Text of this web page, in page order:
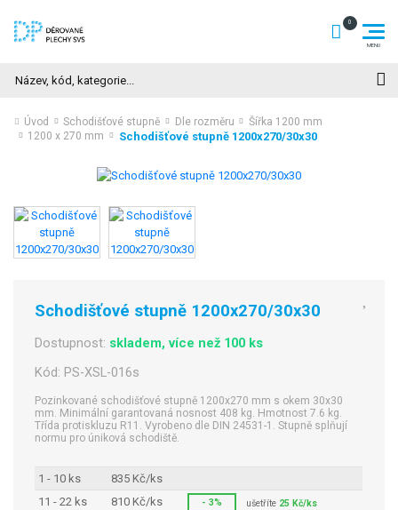
Úvod Schodišťové stupně Dle rozměru
Šířka 1200 mm
1200 x 270 mm
Schodišťové stupně 1200x270/30x30
Schodišťové stupně 1200x270/30x30
Dostupnost: skladem, více než 100 ks
Kód: PS-XSL-016s
Pozinkované schodišťové stupně 1200x270 mm s okem 30x30
mm. Minimální garantovaná nosnost 408 kg. Hmotnost 7.6 kg.
Třída protiskluzu R11. Vyrobeno dle DIN 24531-1. Stupně splňují
normu pro úniková schodiště.
1 - 10 ks
835 Kč/ks
11 - 22 ks
810 Kč/ks - 3% ušetříte 25 Kč/ks